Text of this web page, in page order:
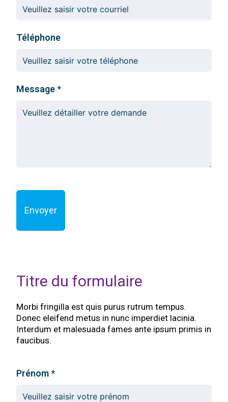
Téléphone
Message
Envoyer
Titre du formulaire
Morbi fringilla est quis purus rutrum tempus.
Donec eleifend metus in nunc imperdiet lacinia.
Interdum et malesuada fames ante ipsum primis in
faucibus.
Prénom